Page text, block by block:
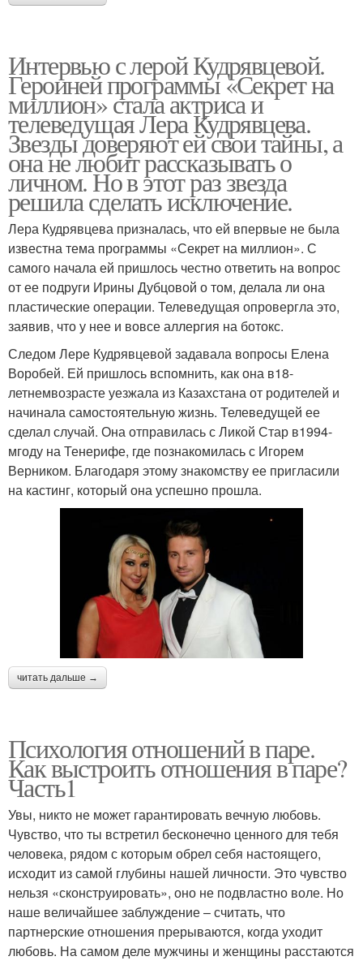
Интервью с лерой Кудрявцевой.
Героиней программы «Секрет на
миллион» стала актриса и
телеведущая Лера Кудрявцева.
Звезды доверяют ей свои тайны, а
она не любит рассказывать о
личном. Но в этот раз звезда
решила сделать исключение.
Лера Кудрявцева призналась, что ей впервые не была
известна тема программы «Секрет на миллион». С
самого начала ей пришлось честно ответить на вопрос
от ее подруги Ирины Дубцовой о том, делала ли она
пластические операции. Телеведущая опровергла это,
заявив, что у нее и вовсе аллергия на ботокс.
Следом Лере Кудрявцевой задавала вопросы Елена
Воробей. Ей пришлось вспомнить, как она в18-
летнемвозрасте уезжала из Казахстана от родителей и
начинала самостоятельную жизнь. Телеведущей ее
сделал случай. Она отправилась с Ликой Стар в1994-
мгоду на Тенерифе, где познакомилась с Игорем
Верником. Благодаря этому знакомству ее пригласили
на кастинг, который она успешно прошла.
читать дальше →
Психология отношений в паре.
Как выстроить отношения в паре?
Часть1
Увы, никто не может гарантировать вечную любовь.
Чувство, что ты встретил бесконечно ценного для тебя
человека, рядом с которым обрел себя настоящего,
исходит из самой глубины нашей личности. Это чувство
нельзя «сконструировать», оно не подвластно воле. Но
наше величайшее заблуждение – считать, что
партнерские отношения прерываются, когда уходит
любовь. На самом деле мужчины и женщины расстаются